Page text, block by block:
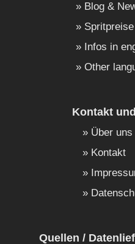
Blog &
Infos in
Other
Kontakt
Über uns
Kontakt
Quellen /